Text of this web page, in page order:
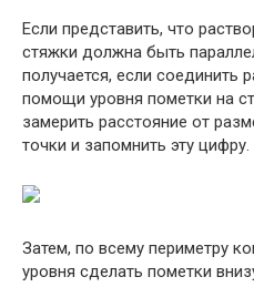
Если представить, что
стяжки должна быть
получается, если соединить
помощи уровня пометки на
замерить расстояние от
точки и запомнить эту цифру.
Затем, по всему периметру
уровня сделать пометки